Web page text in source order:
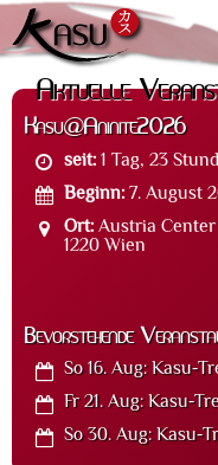
Aktuelle
Kasu@Aninite2026
seit: 1 Tag, 23
Beginn: 7. August
Ort: Austria
1220 Wien
Bevorstehende
So 16. Aug:Kasu-
Fr 21. Aug:Kasu-
So 30. Aug:Kasu-